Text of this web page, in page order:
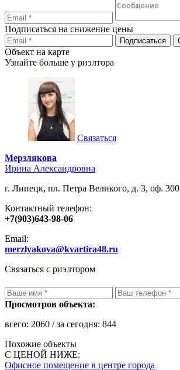
Подписаться на снижение цены
Объект на карте
Узнайте больше у риэлтора
Связаться
Мерзлякова
Ирина Александровна
г. Липецк, пл. Петра Великого, д. 3, оф. 300
Контактный телефон:
+7(903)643-98-06
Email:
merzlyakova@kvartira48.ru
Связаться с риэлтором
Просмотров объекта:
всего: 2060 / за сегодня: 844
Похожие объекты
С ЦЕНОЙ НИЖЕ:
Офисное помещение в центре города